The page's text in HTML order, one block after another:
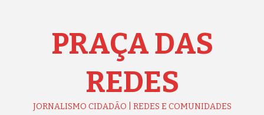
PRAÇA DAS
REDES
JORNALISMO CIDADÃO | REDES E COMUNIDADES